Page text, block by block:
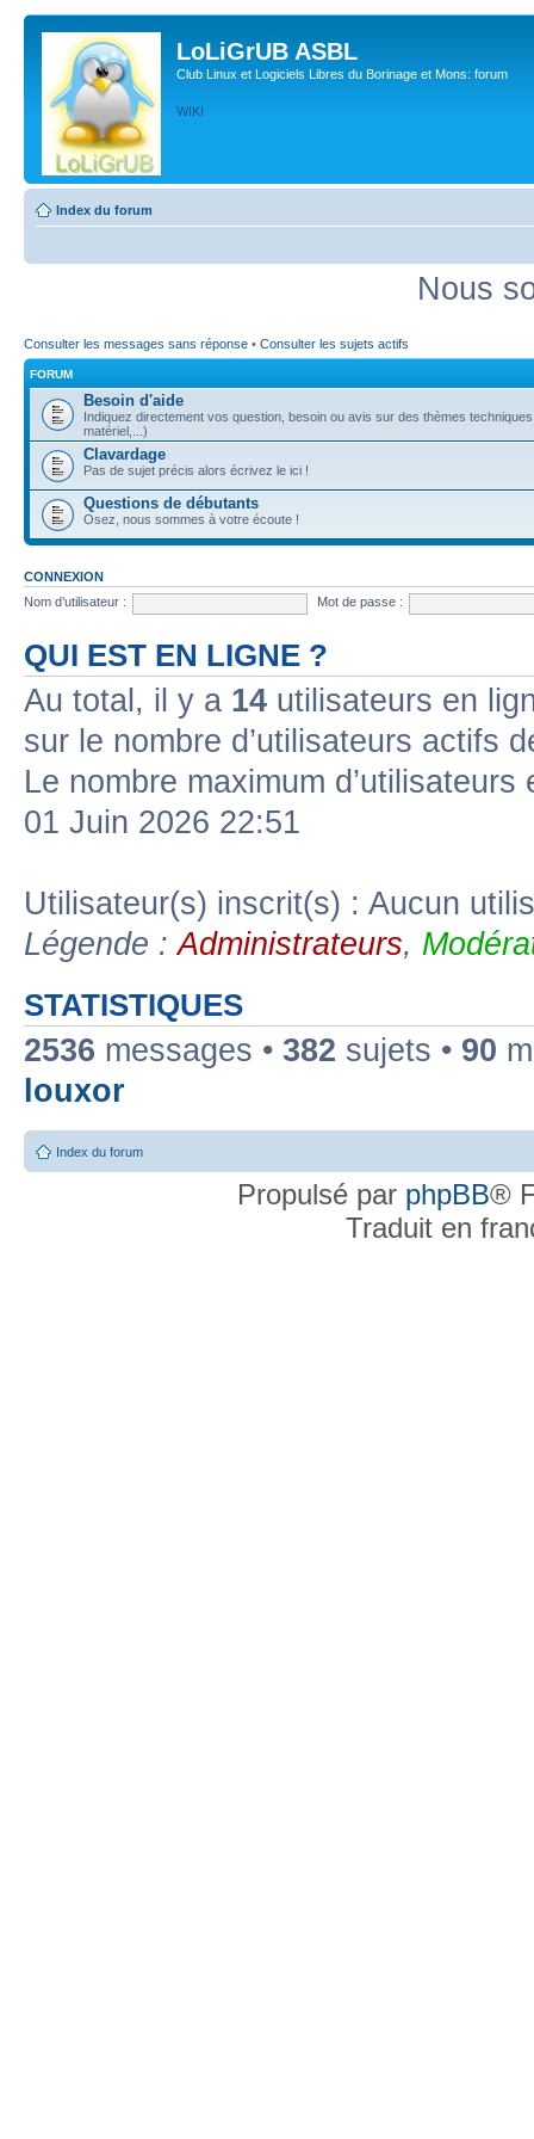
LoLiGrUB ASBL
Club Linux et Logiciels Libres du Borinage et Mons: forum
WIKI
Index du forum
Nous
Consulter les messages sans réponse • Consulter les sujets actifs
FORUM
Besoin d'aide
Indiquez directement vos question, besoin ou avis sur des thèmes
matériel,...)
Clavardage
Pas de sujet précis alors écrivez le ici !
Questions de débutants
Osez, nous sommes à votre écoute !
CONNEXION
Nom d’utilisateur :
Mot de passe :
QUI EST EN LIGNE ?
Au total, il y a 14 utilisateurs en
sur le nombre d’utilisateurs actifs
Le nombre maximum
01 Juin 2026 22:51
Utilisateur(s) inscrit(s) : Aucun
Légende :Administrateurs,
STATISTIQUES
2536 messages • 382 sujets • 90
louxor
Index du forum
Propulsé par phpBB®
Traduit en